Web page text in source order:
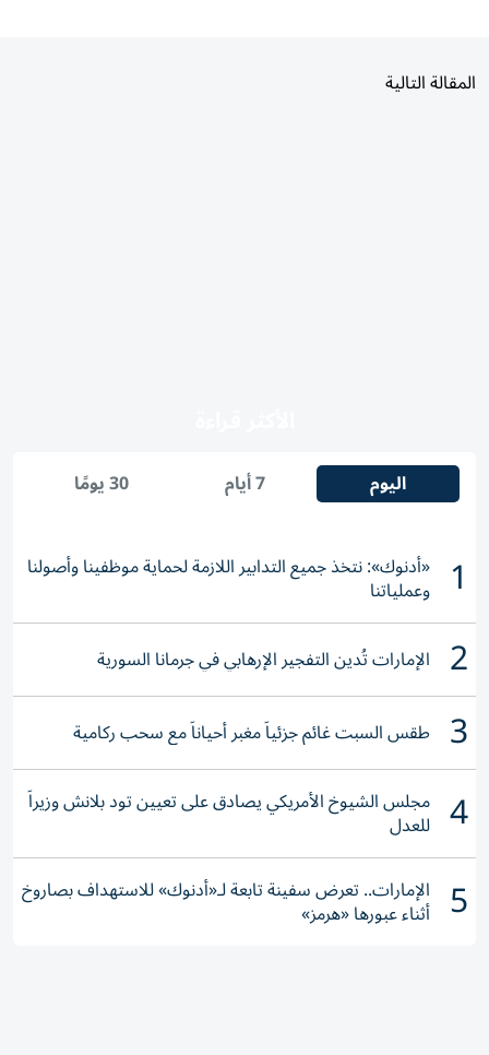
المقالة التالية
اليوم 7 أيام 30 يومًا
1 «أدنوك»: نتخذ جميع التدابير اللازمة لحماية موظفينا وأصولنا
وعملياتنا
2 الإمارات تُدين التفجير الإرهابي في جرمانا السورية
3 طقس السبت غائم جزئياً مغبر أحياناً مع سحب ركامية
4 مجلس الشيوخ الأمريكي يصادق على تعيين تود بلانش وزيراً
للعدل
5 الإمارات.. تعرض سفينة تابعة لـ«أدنوك» للاستهداف بصاروخ
أثناء عبورها «هرمز»